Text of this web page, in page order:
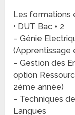
Les formations
• DUT Bac + 2
– Génie
(Apprentissage
– Gestion des
option
2ème année)
– Techniques
Langues